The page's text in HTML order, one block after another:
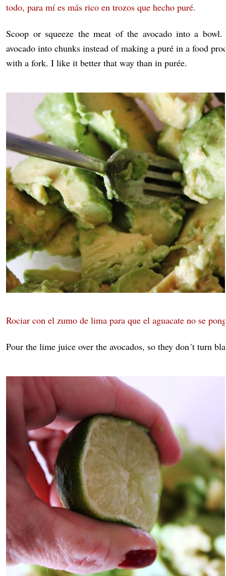
todo, para mí es más rico en trozos que hecho puré.
Scoop or squeeze the meat of the avocado into a
avocado into chunks instead of making a puré in a food
with a fork. I like it better that way than in purée.
Rociar con el zumo de lima para que el aguacate no se
Pour the lime juice over the avocados, so they don´t turn